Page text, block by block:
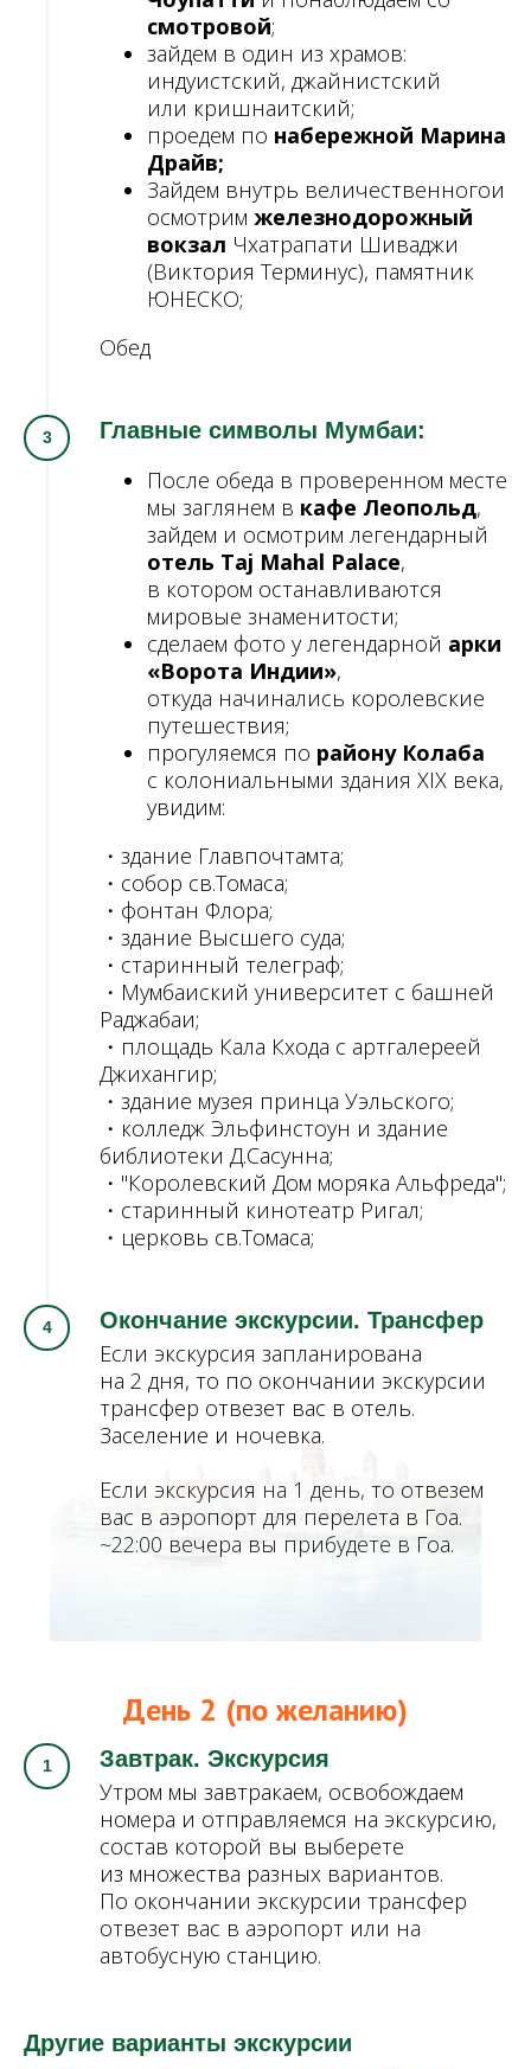
смотровой;
зайдем в один из храмов:
индуистский, джайнистский
или кришнаитский;
проедем по набережной Марина
Драйв;
Зайдем внутрь величественногои
осмотрим железнодорожный
вокзал Чхатрапати Шиваджи
(Виктория Терминус), памятник
ЮНЕСКО;
Обед
Главные символы Мумбаи:
После обеда в проверенном месте
мы заглянем в кафе Леопольд,
зайдем и осмотрим легендарный
отель Taj Mahal Palace,
в котором останавливаются
мировые знаменитости;
сделаем фото у легендарной арки
«Ворота Индии»,
откуда начинались королевские
путешествия;
прогуляемся по району Колаба
с колониальными здания XIX века,
увидим:
・здание Главпочтамта;
・собор св.Томаса;
・фонтан Флора;
・здание Высшего суда;
・старинный телеграф;
・Мумбаиский университет с башней
Раджабаи;
・площадь Кала Кхода с артгалереей
Джихангир;
・здание музея принца Уэльского;
・колледж Эльфинстоун и здание
библиотеки Д.Сасунна;
・"Королевский Дом моряка Альфреда";
・старинный кинотеатр Ригал;
・церковь св.Томаса;
Окончание экскурсии. Трансфер
Если экскурсия запланирована
на 2 дня, то по окончании экскурсии
трансфер отвезет вас в отель.
Заселение и ночевка.
Если экскурсия на 1 день, то отвезем
вас в аэропорт для перелета в Гоа.
~22:00 вечера вы прибудете в Гоа.
День 2 (по желанию)
Завтрак. Экскурсия
Утром мы завтракаем, освобождаем
номера и отправляемся на экскурсию,
состав которой вы выберете
из множества разных вариантов.
По окончании экскурсии трансфер
отвезет вас в аэропорт или на
автобусную станцию.
Другие варианты экскурсии